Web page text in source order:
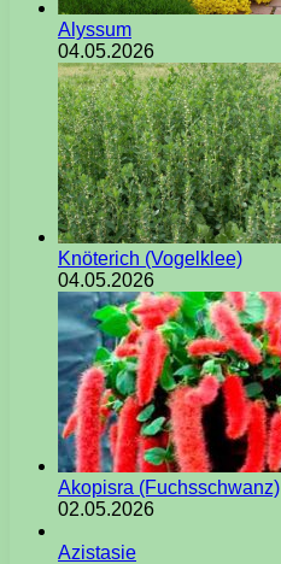
Alyssum
04.05.2026
Knöterich (Vogelklee)
04.05.2026
Akopisra (Fuchsschwanz)
02.05.2026
Azistasie